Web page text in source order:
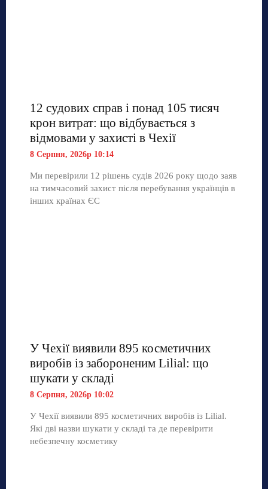
12 судових справ і понад 105 тисяч
крон витрат: що відбувається з
відмовами у захисті в Чехії
8 Серпня, 2026р 10:14
Ми перевірили 12 рішень судів 2026 року щодо заяв
на тимчасовий захист після перебування українців в
інших країнах ЄС
У Чехії виявили 895 косметичних
виробів із забороненим Lilial: що
шукати у складі
8 Серпня, 2026р 10:02
У Чехії виявили 895 косметичних виробів із Lilial.
Які дві назви шукати у складі та де перевірити
небезпечну косметику